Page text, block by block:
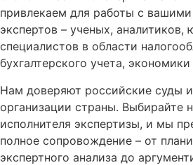
привлекаем для работы с
экспертов – ученых, аналитиков,
специалистов в области
бухгалтерского учета,
Нам доверяют российские суды
организации страны. Выбирайте
исполнителя экспертизы, и мы
полное сопровождение – от
экспертного анализа до